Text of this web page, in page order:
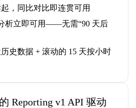
，同比对比即连贯可用
析立即可用——无需“90 天后
史数据 + 滚动的 15 天按小时
Reporting v1 API 驱动